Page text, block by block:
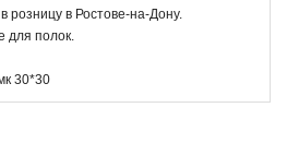
розницу в Ростове-на-Дону.
для полок.
30*30